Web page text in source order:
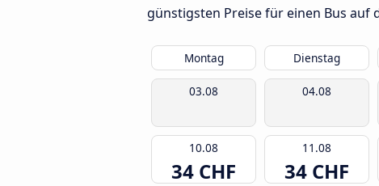
günstigsten Preise für einen Bus auf
Montag Dienstag
03.08 04.08
10.08
34 CHF
11.08
34 CHF